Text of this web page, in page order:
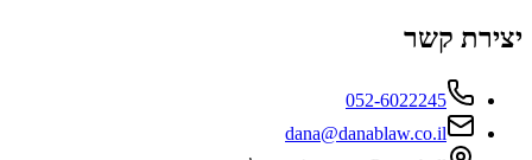
יצירת קשר
052-6022245
dana@danablaw.co.il